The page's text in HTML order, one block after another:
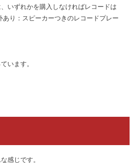
いずれかを購入しなければレコードは
り：スピーカーつきのレコードプレー
います。
感じです。